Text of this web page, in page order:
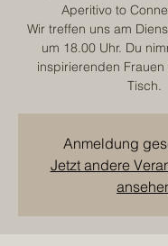
Aperitivo to
Wir treffen uns am
um 18.00 Uhr. Du
inspirierenden Frauen
Tisch.
Anmeldung
Jetzt andere